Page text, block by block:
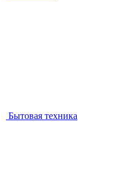
Бытовая техника